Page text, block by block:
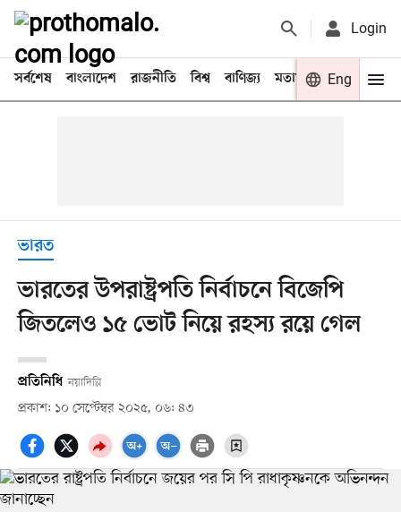
Login
সর্বশেষ বাংলাদেশ রাজনীতি বিশ্ব বাণিজ্য মতামত খেলা
Eng
ভারত
ভারতের উপরাষ্ট্রপতি নির্বাচনে বিজেপি
জিতলেও ১৫ ভোট নিয়ে রহস্য রয়ে গেল
প্রতিনিধি নয়াদিল্লি
প্রকাশ: ১০ সেপ্টেম্বর ২০২৫, ০৬: ৪৩